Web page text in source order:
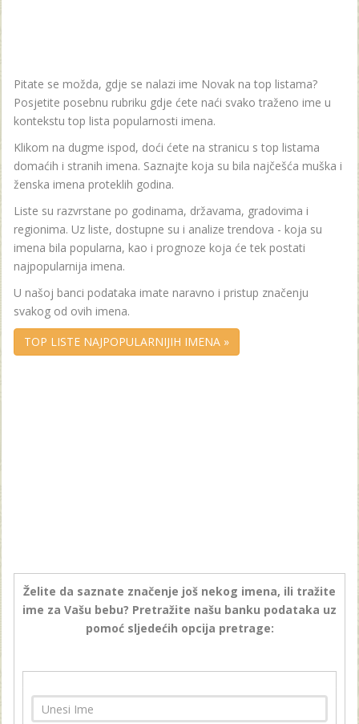
Pitate se možda, gdje se nalazi ime Novak na top listama?
Posjetite posebnu rubriku gdje ćete naći svako traženo ime u
kontekstu top lista popularnosti imena.
Klikom na dugme ispod, doći ćete na stranicu s top listama
domaćih i stranih imena. Saznajte koja su bila najčešća muška i
ženska imena proteklih godina.
Liste su razvrstane po godinama, državama, gradovima i
regionima. Uz liste, dostupne su i analize trendova - koja su
imena bila popularna, kao i prognoze koja će tek postati
najpopularnija imena.
U našoj banci podataka imate naravno i pristup značenju
svakog od ovih imena.
TOP LISTE NAJPOPULARNIJIH IMENA »
Želite da saznate značenje još nekog imena, ili tražite
ime za Vašu bebu? Pretražite našu banku podataka uz
pomoć sljedećih opcija pretrage: